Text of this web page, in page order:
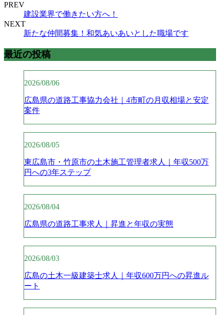
PREV
建設業界で働きたい方へ！
NEXT
新たな仲間募集！和気あいあいとした職場です
最近の投稿
2026/08/06
広島県の道路工事協力会社｜4市町の月収相場と安定
案件
2026/08/05
東広島市・竹原市の土木施工管理者求人｜年収500万
円への3年ステップ
2026/08/04
広島県の道路工事求人｜昇進と年収の実態
2026/08/03
広島の土木一級建築士求人｜年収600万円への昇進ル
ート